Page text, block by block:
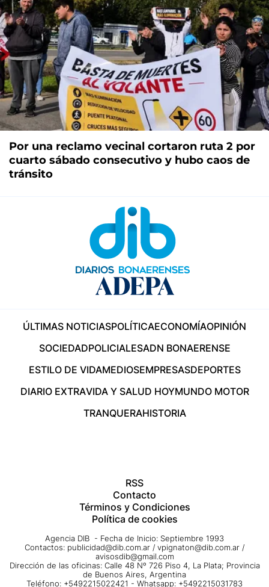
Por una reclamo vecinal cortaron ruta 2 por
cuarto sábado consecutivo y hubo caos de
tránsito
ÚLTIMAS NOTICIASPOLÍTICAECONOMÍAOPINIÓN
SOCIEDADPOLICIALESADN BONAERENSE
ESTILO DE VIDAMEDIOSEMPRESASDEPORTES
DIARIO EXTRAVIDA Y SALUD HOYMUNDO MOTOR
TRANQUERAHISTORIA
RSS
Contacto
Términos y Condiciones
Política de cookies
Agencia DIB - Fecha de Inicio: Septiembre 1993
Contactos: publicidad@dib.com.ar / vpignaton@dib.com.ar /
avisosdib@gmail.com
Dirección de las oficinas: Calle 48 Nº 726 Piso 4, La Plata; Provincia
de Buenos Aires, Argentina
Teléfono: +5492215022421 - Whatsapp: +5492215031783